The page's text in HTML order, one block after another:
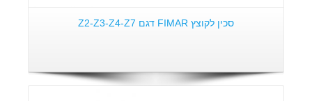
סכין לקוצץ FIMAR דגם Z2-Z3-Z4-Z7